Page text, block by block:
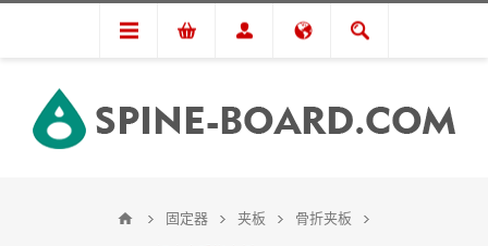
固定器 夹板 骨折夹板